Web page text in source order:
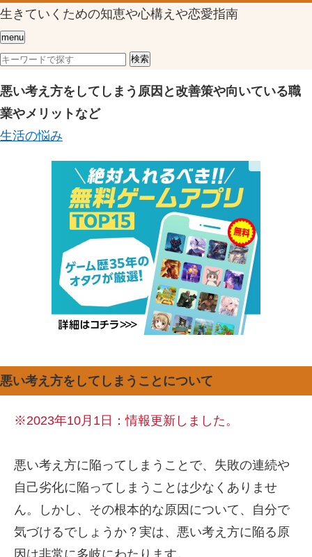
生きていくための知恵や心構えや恋愛指南
menu
悪い考え方をしてしまう原因と改善策や向いている職
業やメリットなど
生活の悩み
悪い考え方をしてしまうことについて
※2023年10月1日：情報更新しました。
悪い考え方に陥ってしまうことで、失敗の連続や
自己劣化に陥ってしまうことは少なくありませ
ん。しかし、その根本的な原因について、自分で
気づけるでしょうか？実は、悪い考え方に陥る原
因は非常に多岐にわたります。